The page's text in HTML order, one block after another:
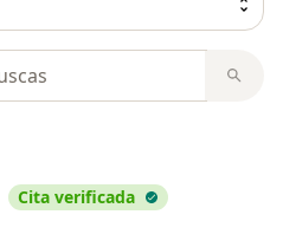
Cita verificada